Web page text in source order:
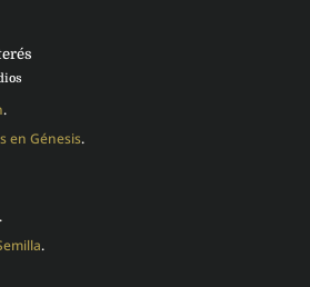
.
en Génesis.
.